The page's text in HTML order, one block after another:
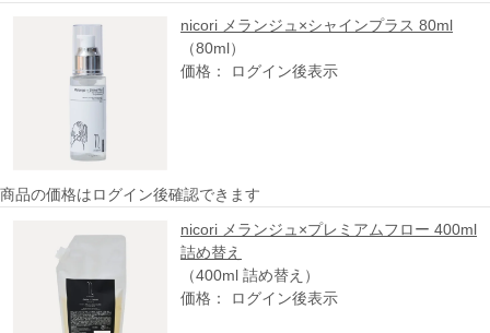
nicori メランジュ×シャインプラス 80ml
（80ml）
価格： ログイン後表示
商品の価格はログイン後確認できます
nicori メランジュ×プレミアムフロー 400ml
詰め替え
（400ml 詰め替え）
価格： ログイン後表示